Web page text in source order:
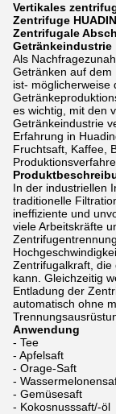
Vertikales
Zentrifuge
Zentrifugale
Getränkeindustrie
Als
Getränken auf dem
ist- möglicherweise
es wichtig, mit den
Getränkeindustrie
Erfahrung in
Fruchtsaft, Kaffee,
In der industriellen
traditionelle
ineffiziente und
viele Arbeitskräfte
Zentrifugalkraft, die
kann. Gleichzeitig
Entladung der
automatisch ohne
Anwendung
- Tee
- Apfelsaft
- Orage-Saft
-
- Gemüsesaft
- Kokosnusssaft/-öl